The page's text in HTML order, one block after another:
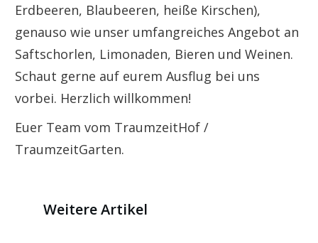
Erdbeeren, Blaubeeren, heiße Kirschen),
genauso wie unser umfangreiches Angebot an
Saftschorlen, Limonaden, Bieren und Weinen.
Schaut gerne auf eurem Ausflug bei uns
vorbei. Herzlich willkommen!
Euer Team vom TraumzeitHof /
TraumzeitGarten.
Weitere Artikel